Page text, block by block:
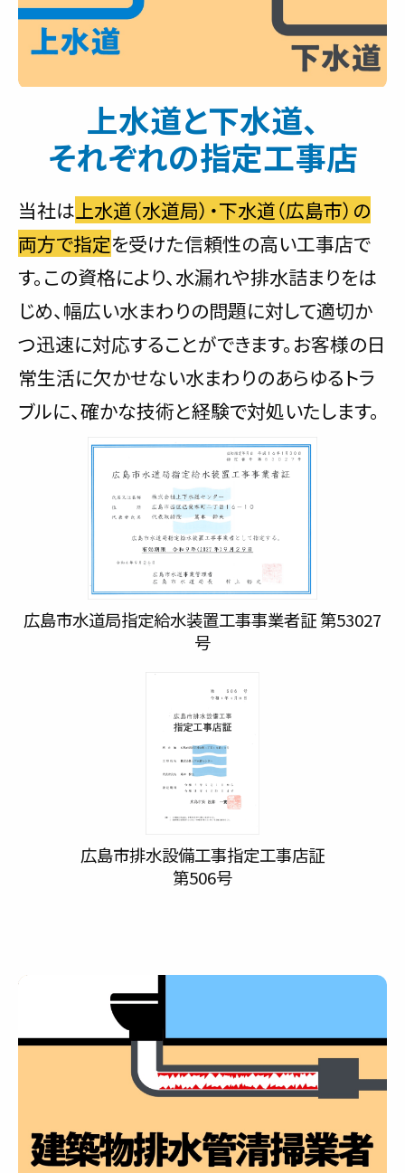
上水道と下水道、
それぞれの指定工事店
当社は 上水道（水道局）・下水道（広島市）の
両方で指定を受けた信頼性の高い工事店で
す。この資格により、水漏れや排水詰まりをは
じめ、幅広い水まわりの問題に対して適切か
つ迅速に対応することができます。お客様の日
常生活に欠かせない水まわりのあらゆるトラ
ブルに、確かな技術と経験で対処いたします。
広島市水道局指定給水装置工事事業者証 第53027
号
広島市排水設備工事指定工事店証
第506号